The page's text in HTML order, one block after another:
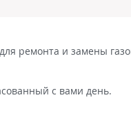
ремонта и замены
с вами день.